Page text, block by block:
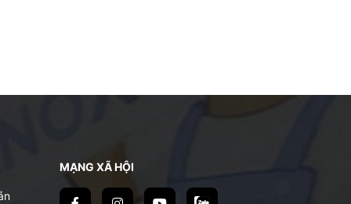
MẠNG XÃ HỘI